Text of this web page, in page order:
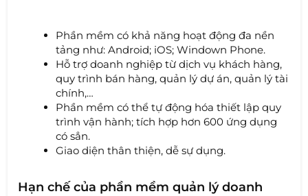
Phần mềm có khả năng hoạt động đa nền
tảng như: Android; iOS; Windown Phone.
Hỗ trợ doanh nghiệp từ dịch vụ khách hàng,
quy trình bán hàng, quản lý dự án, quản lý tài
chính,…
Phần mềm có thể tự động hóa thiết lập quy
trình vận hành; tích hợp hơn 600 ứng dụng
có sẳn.
Giao diện thân thiện, dễ sự dụng.
Hạn chế của phần mềm quản lý doanh